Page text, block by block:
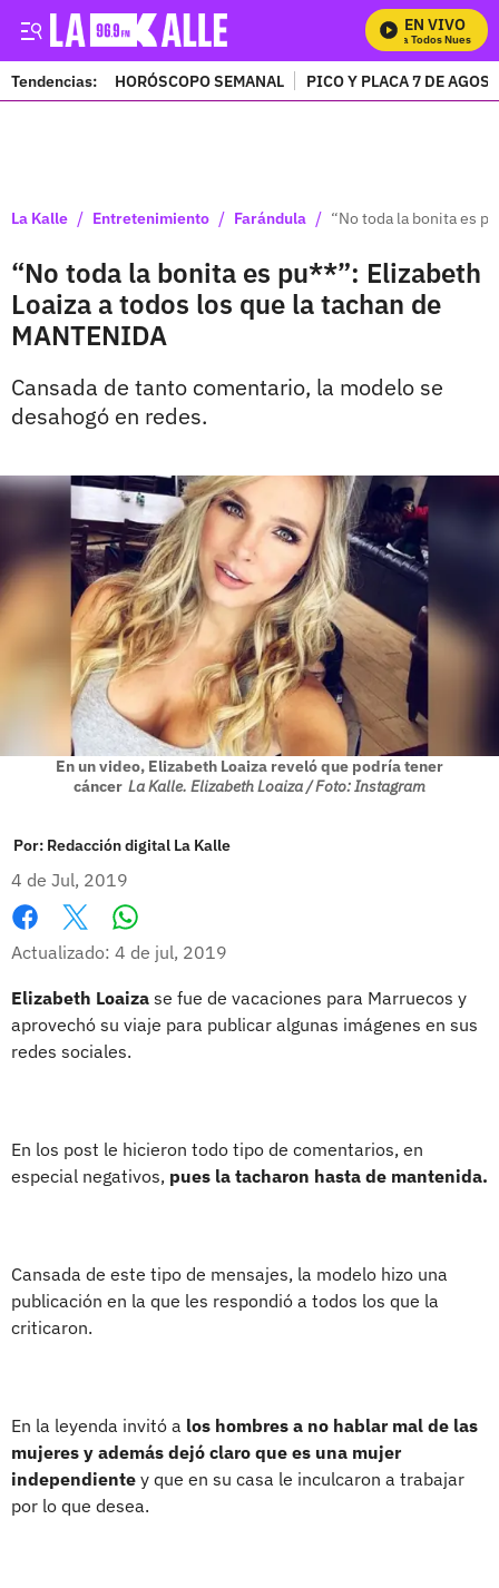
EN VIVO
Mira Todos Nuestros
Tendencias: HORÓSCOPO SEMANAL PICO Y PLACA 7 DE
La Kalle / Entretenimiento / Farándula / “No toda la bonita es
“No toda la bonita es pu**”: Elizabeth
Loaiza a todos los que la tachan de
MANTENIDA
Cansada de tanto comentario, la modelo se
desahogó en redes.
En un video, Elizabeth Loaiza reveló que podría tener
cáncer La Kalle. Elizabeth Loaiza / Foto: Instagram
Por: Redacción digital La Kalle
4 de Jul, 2019
Facebook
X
Actualizado: 4 de jul, 2019
Elizabeth Loaiza se fue de vacaciones para Marruecos y
aprovechó su viaje para publicar algunas imágenes en sus
redes sociales.
En los post le hicieron todo tipo de comentarios, en
especial negativos, pues la tacharon hasta de mantenida.
Cansada de este tipo de mensajes, la modelo hizo una
publicación en la que les respondió a todos los que la
criticaron.
En la leyenda invitó a los hombres a no hablar mal de las
mujeres y además dejó claro que es una mujer
independiente y que en su casa le inculcaron a trabajar
por lo que desea.